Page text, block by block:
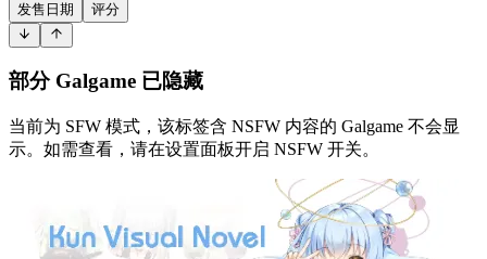
发售日期
评分
部分 Galgame 已隐藏
当前为 SFW 模式，该标签含 NSFW 内容的 Galgame 不会显
示。如需查看，请在设置面板开启 NSFW 开关。